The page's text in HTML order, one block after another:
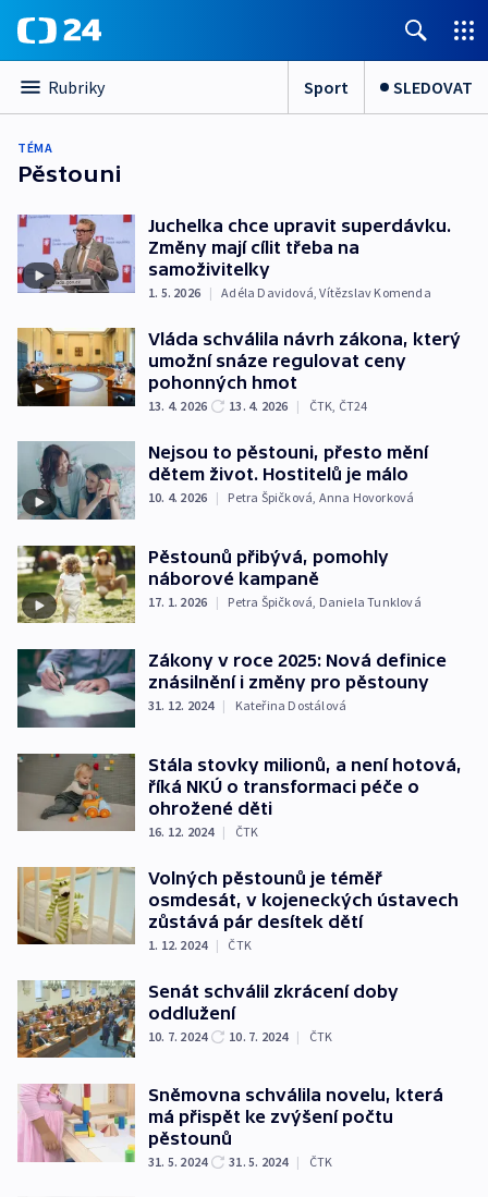
Rubriky Sport SLEDOVAT
TÉMA
Pěstouni
Juchelka chce upravit superdávku.
Změny mají cílit třeba na
samoživitelky
1. 5. 2026 | Adéla Davidová,Vítězslav Komenda
Vláda schválila návrh zákona, který
umožní snáze regulovat ceny
pohonných hmot
13. 4. 2026 13. 4. 2026 | ČTK, ČT24
Nejsou to pěstouni, přesto mění
dětem život. Hostitelů je málo
10. 4. 2026 | Petra Špičková, Anna Hovorková
Pěstounů přibývá, pomohly
náborové kampaně
17. 1. 2026 | Petra Špičková Daniela Tunklová
Zákony v roce 2025: Nová definice
znásilnění i změny pro pěstouny
31. 12. 2024 | Kateřina Dostálová
Stála stovky milionů, a není hotová,
říká NKÚ o transformaci péče o
ohrožené děti
16. 12. 2024 | ČTK
Volných pěstounů je téměř
osmdesát, v kojeneckých ústavech
zůstává pár desítek dětí
1. 12. 2024 | ČTK
Senát schválil zkrácení doby
oddlužení
10. 7. 2024 10. 7. 2024 | ČTK
Sněmovna schválila novelu, která
má přispět ke zvýšení počtu
pěstounů
31. 5. 2024 31. 5. 2024 | ČTK